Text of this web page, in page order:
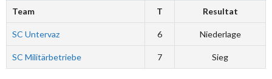
Team T Resultat
SC Untervaz 6 Niederlage
SC Militärbetriebe 7 Sieg